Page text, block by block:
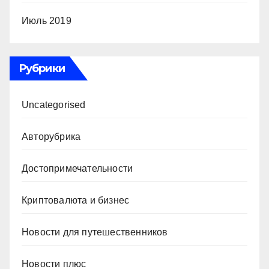
Июль 2019
Рубрики
Uncategorised
Авторубрика
Достопримечательности
Криптовалюта и бизнес
Новости для путешественников
Новости плюс